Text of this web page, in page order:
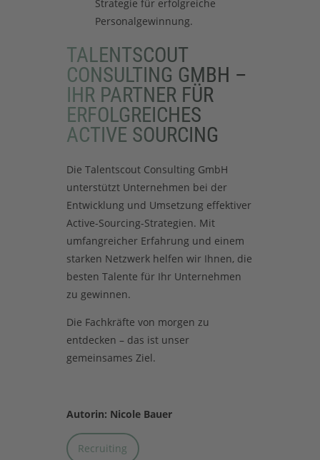
Strategie für erfolgreiche
Personalgewinnung.
TALENTSCOUT
CONSULTING GMBH –
IHR PARTNER FÜR
ERFOLGREICHES
ACTIVE SOURCING
Die Talentscout Consulting GmbH
unterstützt Unternehmen bei der
Entwicklung und Umsetzung effektiver
Active-Sourcing-Strategien. Mit
umfangreicher Erfahrung und einem
starken Netzwerk helfen wir Ihnen, die
besten Talente für Ihr Unternehmen
zu gewinnen.
Die Fachkräfte von morgen zu
entdecken – das ist unser
gemeinsames Ziel.
Autorin: Nicole Bauer
Recruiting